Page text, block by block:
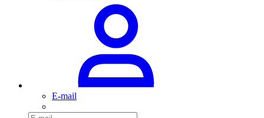
E-mail